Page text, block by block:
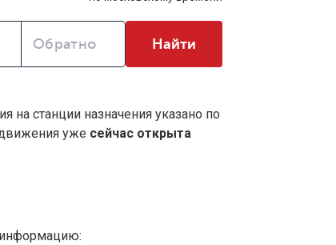
Обратно Найти
на станции назначения указано по
уже сейчас открыта
информацию: